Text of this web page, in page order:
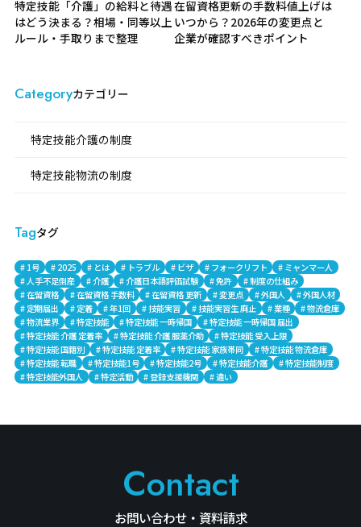
特定技能「介護」の給料と待遇
はどう決まる？相場・同等以上
ルール・手取りまで整理
在留資格更新の手数料値上げは
いつから？2026年の変更点と
企業が確認すべきポイント
Categoryカテゴリー
特定技能介護の制度
特定技能物流の制度
Tagタグ
# 1号 # 2025 # とは # トラブル # ビザ # フォークリフト
# ミャンマー人
# 人手不足倒産
# 介護 # 介護日本語評価試験 # 免許
# 制度の仕組み
# 在留資格
# 在留資格 手数料 # 在留資格 更新 # 変更点 # 外国人
# 外国人材
# 定期届出
# 定着 # 年1回 # 技能実習 # 技能実習生 廃止 # 業種
# 物流倉庫
# 物流業界
# 特定技能 # 特定技能 一時帰国
# 特定技能 一時帰国 届出
# 特定技能 介護 定着率
# 特定技能 介護 服薬介助
# 特定技能 受入上限
# 特定技能 国籍別
# 特定技能 定着率 # 特定技能 家族帯同
# 特定技能 物流倉庫
# 特定技能 転職
# 特定技能1号 # 特定技能2号 # 特定技能介護
# 特定技能制度
# 特定技能外国人
# 特定活動 # 登録支援機関 # 違い
Contact
お問い合わせ・資料請求